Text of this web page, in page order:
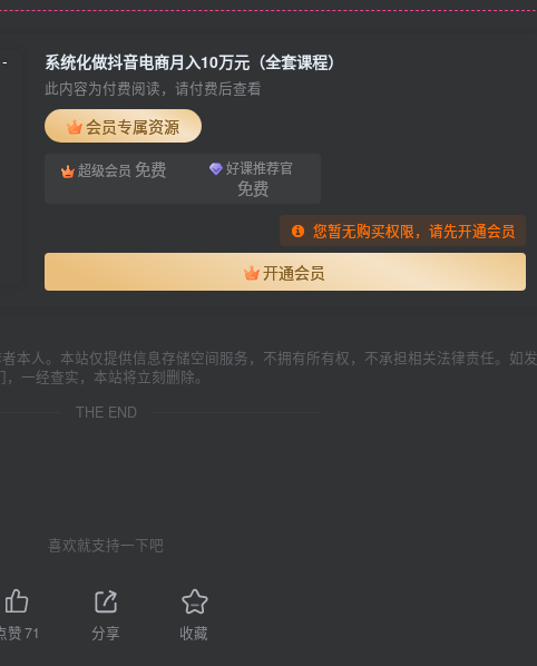
系统化做抖音电商月入10万元（全套课程）
此内容为付费阅读，请付费后查看
会员专属资源
超级会员 免费 好课推荐官
免费
您暂无购买权限，请先开通会员
开通会员
本人。本站仅提供信息存储空间服务，不拥有所有权，不承担相关法律责任。如发
一经查实，本站将立刻删除。
THE END
喜欢就支持一下吧
赞71 分享 收藏